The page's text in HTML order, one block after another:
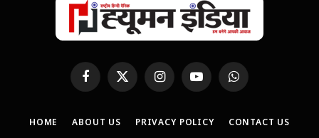
FacebookX
(Twitter)
InstagramYouTubeWhatsApp
HOME ABOUT US PRIVACY POLICY CONTACT US